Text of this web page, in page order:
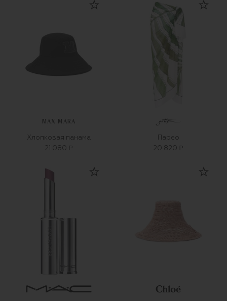
MAX MARA
Хлопковая панама
21 080 ₽
Парео
20 820 ₽